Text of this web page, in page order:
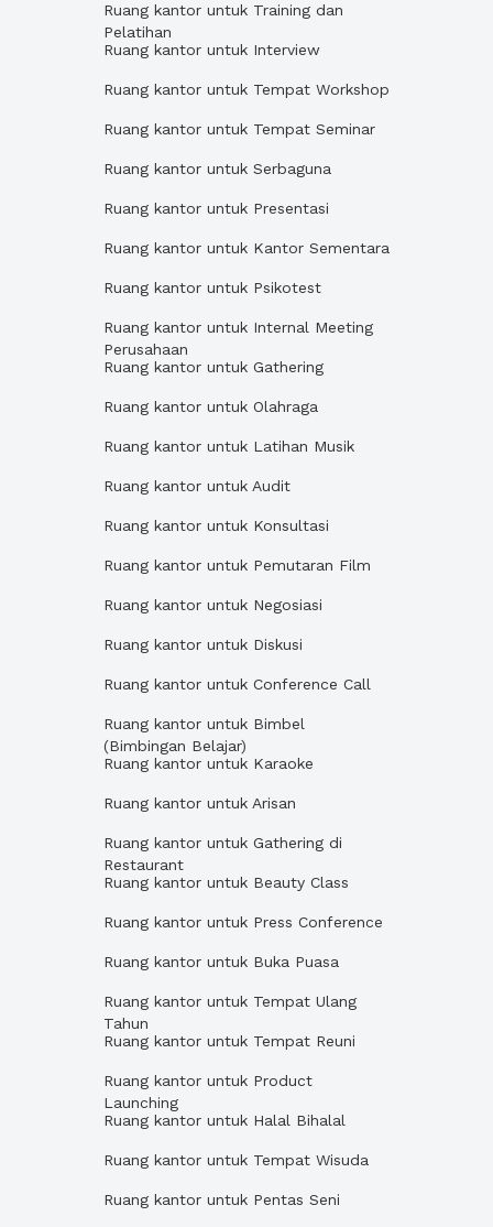
Ruang kantor untuk Training dan
Pelatihan
Ruang kantor untuk Interview
Ruang kantor untuk Tempat Workshop
Ruang kantor untuk Tempat Seminar
Ruang kantor untuk Serbaguna
Ruang kantor untuk Presentasi
Ruang kantor untuk Kantor Sementara
Ruang kantor untuk Psikotest
Ruang kantor untuk Internal Meeting
Perusahaan
Ruang kantor untuk Gathering
Ruang kantor untuk Olahraga
Ruang kantor untuk Latihan Musik
Ruang kantor untuk Audit
Ruang kantor untuk Konsultasi
Ruang kantor untuk Pemutaran Film
Ruang kantor untuk Negosiasi
Ruang kantor untuk Diskusi
Ruang kantor untuk Conference Call
Ruang kantor untuk Bimbel
(Bimbingan Belajar)
Ruang kantor untuk Karaoke
Ruang kantor untuk Arisan
Ruang kantor untuk Gathering di
Restaurant
Ruang kantor untuk Beauty Class
Ruang kantor untuk Press Conference
Ruang kantor untuk Buka Puasa
Ruang kantor untuk Tempat Ulang
Tahun
Ruang kantor untuk Tempat Reuni
Ruang kantor untuk Product
Launching
Ruang kantor untuk Halal Bihalal
Ruang kantor untuk Tempat Wisuda
Ruang kantor untuk Pentas Seni